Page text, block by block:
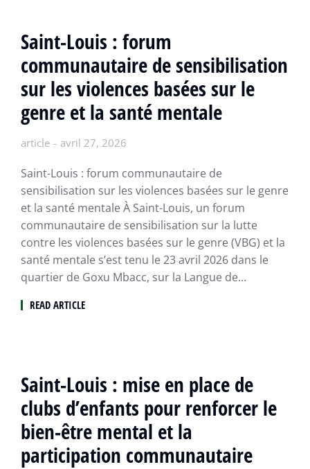
Saint-Louis : forum
communautaire de sensibilisation
sur les violences basées sur le
genre et la santé mentale
article avril 27, 2026
Saint-Louis : forum communautaire de
sensibilisation sur les violences basées sur le genre
et la santé mentale À Saint-Louis, un forum
communautaire de sensibilisation sur la lutte
contre les violences basées sur le genre (VBG) et la
santé mentale s’est tenu le 23 avril 2026 dans le
quartier de Goxu Mbacc, sur la Langue de…
READ ARTICLE
Saint-Louis : mise en place de
clubs d’enfants pour renforcer le
bien-être mental et la
participation communautaire